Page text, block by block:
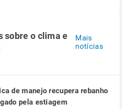
sobre o clima e
Mais
notícias
de manejo recupera rebanho
pela estiagem